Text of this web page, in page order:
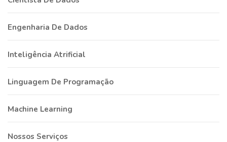
Engenharia De Dados
Inteligência Atrificial
Linguagem De Programação
Machine Learning
Nossos Serviços